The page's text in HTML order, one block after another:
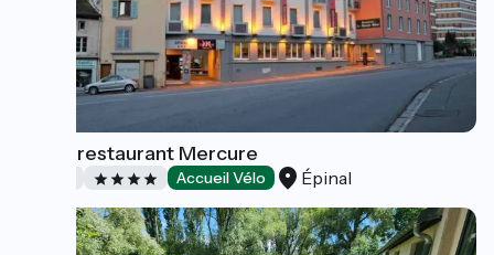
Hôtel-restaurant Mercure
Accueil Vélo Épinal